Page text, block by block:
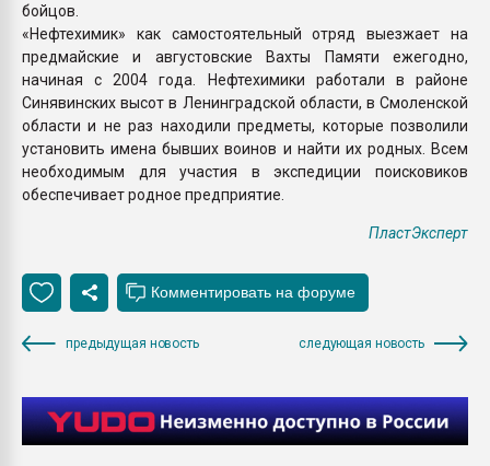
бойцов.
«Нефтехимик» как самостоятельный отряд выезжает на
предмайские и августовские Вахты Памяти ежегодно,
начиная с 2004 года. Нефтехимики работали в районе
Синявинских высот в Ленинградской области, в Смоленской
области и не раз находили предметы, которые позволили
установить имена бывших воинов и найти их родных. Всем
необходимым для участия в экспедиции поисковиков
обеспечивает родное предприятие.
ПластЭксперт
предыдущая новость следующая новость